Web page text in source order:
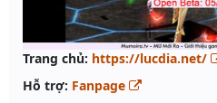
Trang chủ: https://lucdia.net/
Hỗ trợ: Fanpage